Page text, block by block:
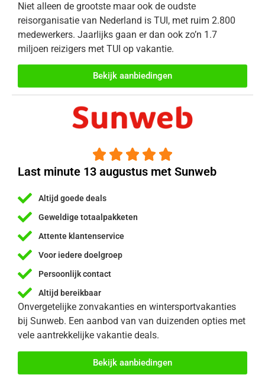
Niet alleen de grootste maar ook de oudste
reisorganisatie van Nederland is TUI, met ruim 2.800
medewerkers. Jaarlijks gaan er dan ook zo’n 1.7
miljoen reizigers met TUI op vakantie.
Bekijk aanbiedingen
    
Last minute 13 augustus met Sunweb
Altijd goede deals
Geweldige totaalpakketen
Attente klantenservice
Voor iedere doelgroep
Persoonlijk contact
Altijd bereikbaar
Onvergetelijke zonvakanties en wintersportvakanties
bij Sunweb. Een aanbod van van duizenden opties met
vele aantrekkelijke vakantie deals.
Bekijk aanbiedingen